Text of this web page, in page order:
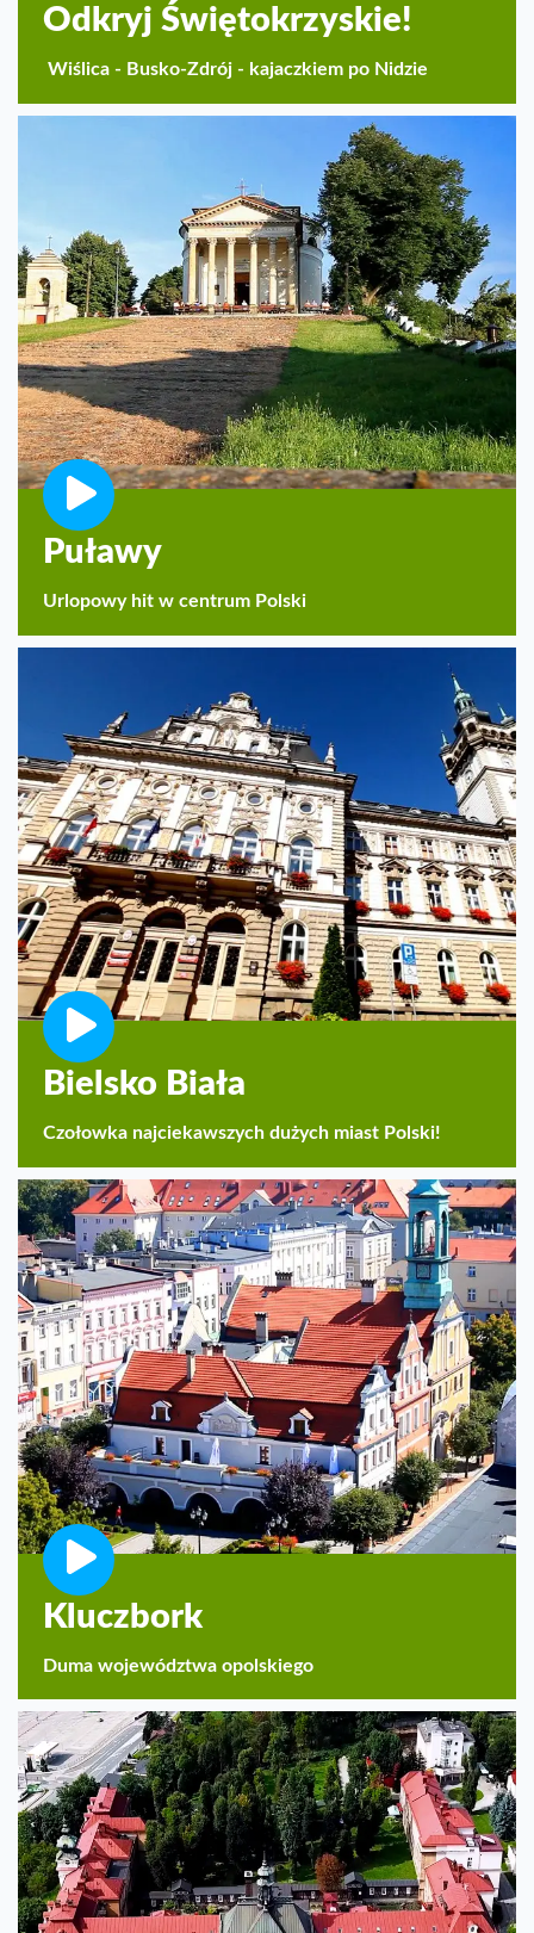
Odkryj Świętokrzyskie!
Wiślica - Busko-Zdrój - kajaczkiem po Nidzie
Puławy
Urlopowy hit w centrum Polski
Bielsko Biała
Czołowka najciekawszych dużych miast Polski!
Kluczbork
Duma województwa opolskiego